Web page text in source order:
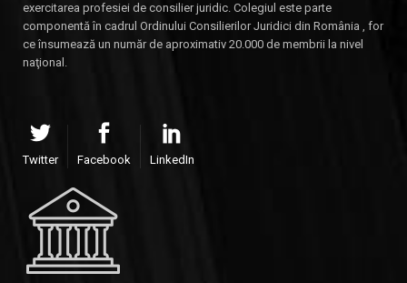
exercitarea profesiei de consilier juridic. Colegiul este parte
componentă în cadrul Ordinului Consilierilor Juridici din România , for
ce însumează un număr de aproximativ 20.000 de membrii la nivel
naţional.
Twitter Facebook LinkedIn